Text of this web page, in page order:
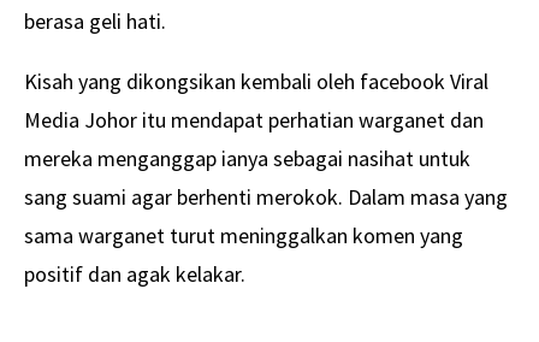
berasa geli hati.
Kisah yang dikongsikan kembali oleh facebook Viral
Media Johor itu mendapat perhatian warganet dan
mereka menganggap ianya sebagai nasihat untuk
sang suami agar berhenti merokok. Dalam masa yang
sama warganet turut meninggalkan komen yang
positif dan agak kelakar.